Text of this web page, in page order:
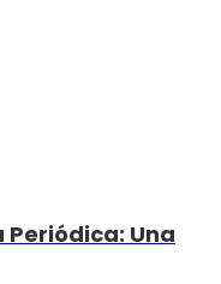
Periódica: Una